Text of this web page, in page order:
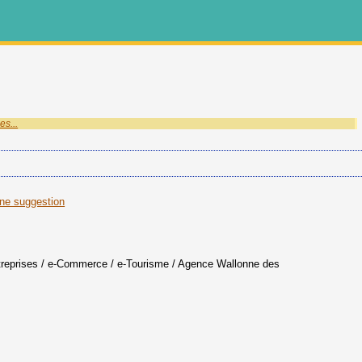
suggestion
/ e-Commerce / e-Tourisme / Agence Wallonne des